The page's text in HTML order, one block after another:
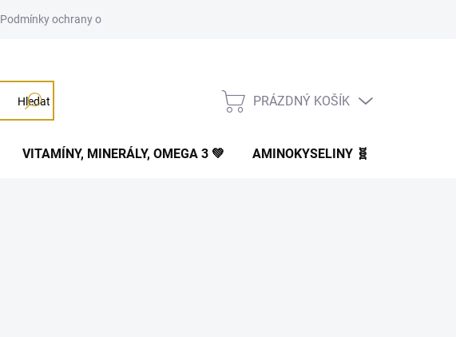
Podmínky ochrany osobních údajů
Hledat
NÁKUPNÍ
PRÁZDNÝ KOŠÍK
VITAMÍNY, MINERÁLY, OMEGA 3 💚 AMINOKYSELINY 🧬